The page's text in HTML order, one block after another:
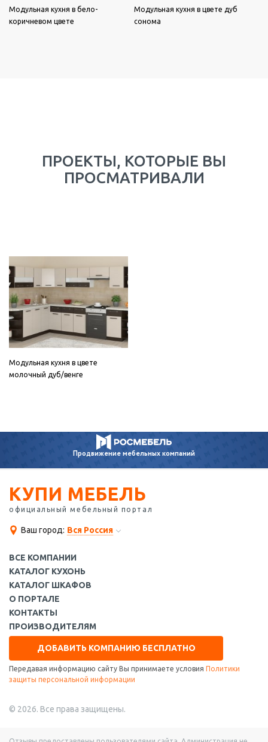
Модульная кухня в бело-
коричневом цвете
Модульная кухня в цвете дуб
сонома
ПРОЕКТЫ, КОТОРЫЕ ВЫ
ПРОСМАТРИВАЛИ
Модульная кухня в цвете
молочный дуб/венге
Продвижениемебельных компаний
КУПИ МЕБЕЛЬ
официальный мебельный портал
Ваш город: Вся Россия
ВСЕ КОМПАНИИ
КАТАЛОГ КУХОНЬ
КАТАЛОГ ШКАФОВ
О ПОРТАЛЕ
КОНТАКТЫ
ПРОИЗВОДИТЕЛЯМ
ДОБАВИТЬ КОМПАНИЮ БЕСПЛАТНО
Передавая информацию сайту Вы принимаете условия Политики
защиты персональной информации
© 2026. Все права защищены.